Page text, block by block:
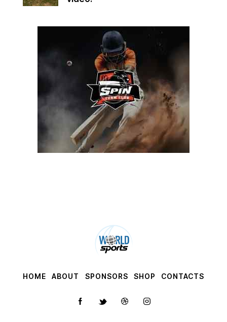
HOME ABOUT SPONSORS SHOP CONTACTS